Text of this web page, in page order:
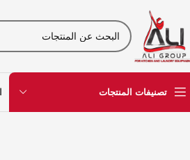
تصنيفات المنتجات